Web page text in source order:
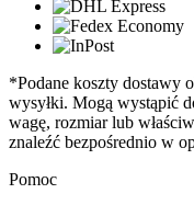
*Podane koszty dostawy
wysyłki. Mogą wystąpić
wagę, rozmiar lub
znaleźć bezpośrednio w
Pomoc